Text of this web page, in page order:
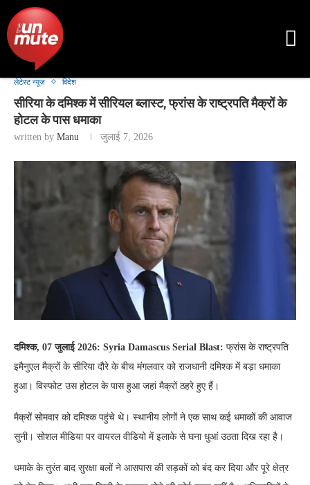
लेटेस्ट न्यूज़ विदेश
सीरिया के दमिश्क में सीरियल ब्लास्ट, फ्रांस के राष्ट्रपति मैक्रों के
होटल के पास धमाका
written by Manu जुलाई 7, 2026
दमिश्क, 07 जुलाई 2026: Syria Damascus Serial Blast: फ्रांस के राष्ट्रपति
इमैनुएल मैक्रों के सीरिया दौरे के बीच मंगलवार को राजधानी दमिश्क में बड़ा धमाका
हुआ। विस्फोट उस होटल के पास हुआ जहां मैक्रों ठहरे हुए हैं।
मैक्रों सोमवार को दमिश्क पहुंचे थे। स्थानीय लोगों ने एक साथ कई धमाकों की आवाज
सुनी। सोशल मीडिया पर वायरल वीडियो में इलाके से घना धुआं उठता दिख रहा है।
धमाके के तुरंत बाद सुरक्षा बलों ने आसपास की सड़कों को बंद कर दिया और पूरे क्षेत्र